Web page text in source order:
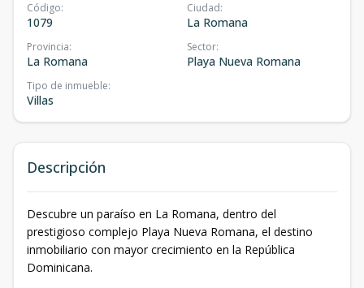
Código:
1079
Ciudad:
La Romana
Provincia:
La Romana
Sector:
Playa Nueva Romana
Tipo de inmueble:
Villas
Descripción
Descubre un paraíso en La Romana, dentro del
prestigioso complejo Playa Nueva Romana, el destino
inmobiliario con mayor crecimiento en la República
Dominicana.